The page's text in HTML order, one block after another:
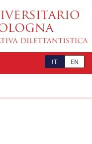
IT EN